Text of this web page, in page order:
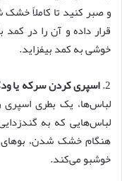
و صبر کنید تا کاملاً
قرار داده و آن را در
خوشی به کمد بیفزاید.
2. اسپری کردن سرکه یا
لباس‌ها، یک بطری اسپری
لباس‌هایی که به
هنگام خشک شدن، بوهای
خوشبو می‌کند.